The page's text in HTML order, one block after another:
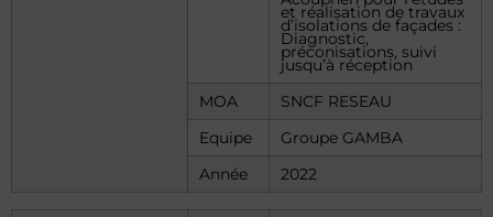
et réalisation de travaux
d’isolations de façades :
Diagnostic,
préconisations, suivi
jusqu’à réception
MOA
SNCF RESEAU
Equipe
Groupe GAMBA
Année
2022